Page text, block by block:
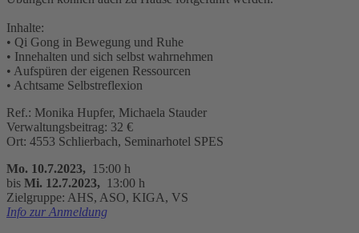
Inhalte:
• Qi Gong in Bewegung und Ruhe
• Innehalten und sich selbst wahrnehmen
• Aufspüren der eigenen Ressourcen
• Achtsame Selbstreflexion
Ref.: Monika Hupfer, Michaela Stauder
Verwaltungsbeitrag: 32 €
Ort: 4553 Schlierbach, Seminarhotel SPES
Mo. 10.7.2023, 15:00 h
bis Mi. 12.7.2023, 13:00 h
Zielgruppe: AHS, ASO, KIGA, VS
Info zur Anmeldung